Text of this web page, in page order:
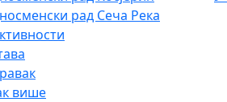
рад Сеча Река
више